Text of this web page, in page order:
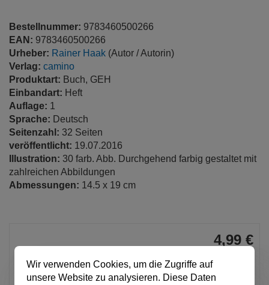
Bestellnummer: 9783460500266
EAN: 9783460500266
Urheber: Rainer Haak (Autor / Autorin)
Verlag: camino
Produktart: Buch, GEH
Einbandart: Heft
Auflage: 1
Sprache: Deutsch
Seitenzahl: 32 Seiten
veröffentlicht: 19.07.2016
Illustration: 30 farb. Abb. Durchgehend farbig gestaltet mit
zahlreichen Abbildungen
Abmessungen: 14.5 x 19 cm
4,99 €
Anzahl
Wir verwenden Cookies, um die Zugriffe auf
unsere Website zu analysieren. Diese Daten